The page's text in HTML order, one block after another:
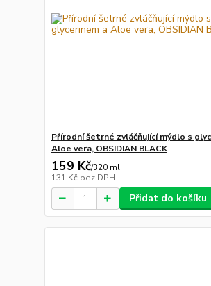
Přírodní šetrné zvláčňující mýdlo s
Aloe vera, OBSIDIAN BLACK
159 Kč/320 ml
131 Kč bez DPH
Přidat do košíku